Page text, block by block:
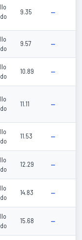
9.35 —
9.57 —
10.89 —
11.11 —
11.53 —
12.29 —
14.83 —
15.68 —